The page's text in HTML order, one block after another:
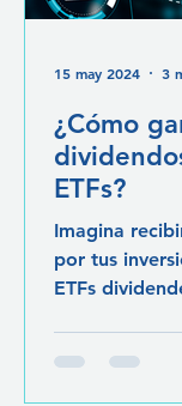
¿Cómo
dividendos mensuales
ETFs?
Imagina
por tus
ETFs
15 may 2024 3